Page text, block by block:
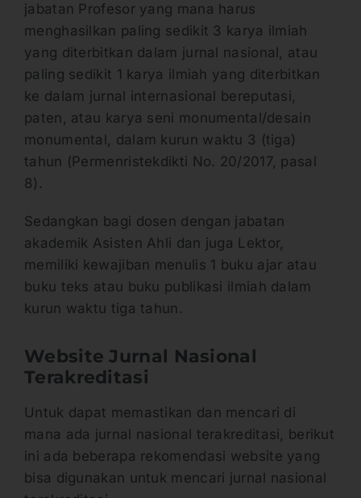
jabatan Profesor yang mana harus
menghasilkan paling sedikit 3 karya ilmiah
yang diterbitkan dalam jurnal nasional, atau
paling sedikit 1 karya ilmiah yang diterbitkan
ke dalam jurnal internasional bereputasi,
paten, atau karya seni monumental/desain
monumental, dalam kurun waktu 3 (tiga)
tahun (Permenristekdikti No. 20/2017, pasal
8).
Sedangkan bagi dosen dengan jabatan
akademik Asisten Ahli dan juga Lektor,
memiliki kewajiban menulis 1 buku ajar atau
buku teks atau buku publikasi ilmiah dalam
kurun waktu tiga tahun.
Website Jurnal Nasional
Terakreditasi
Untuk dapat memastikan dan mencari di
mana ada jurnal nasional terakreditasi, berikut
ini ada beberapa rekomendasi website yang
bisa digunakan untuk mencari jurnal nasional